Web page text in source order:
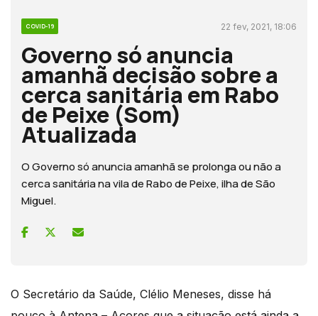
COVID-19 22 fev, 2021, 18:06
Governo só anuncia
amanhã decisão sobre a
cerca sanitária em Rabo
de Peixe (Som)
Atualizada
O Governo só anuncia amanhã se prolonga ou não a
cerca sanitária na vila de Rabo de Peixe, ilha de São
Miguel.
O Secretário da Saúde, Clélio Meneses, disse há